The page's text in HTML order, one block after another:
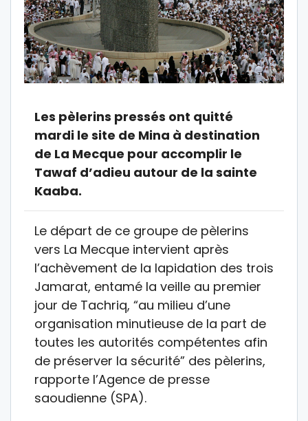
Les pèlerins pressés ont quitté
mardi le site de Mina à destination
de La Mecque pour accomplir le
Tawaf d’adieu autour de la sainte
Kaaba.
Le départ de ce groupe de pèlerins
vers La Mecque intervient après
l’achèvement de la lapidation des trois
Jamarat, entamé la veille au premier
jour de Tachriq, “au milieu d’une
organisation minutieuse de la part de
toutes les autorités compétentes afin
de préserver la sécurité” des pèlerins,
rapporte l’Agence de presse
saoudienne (SPA).